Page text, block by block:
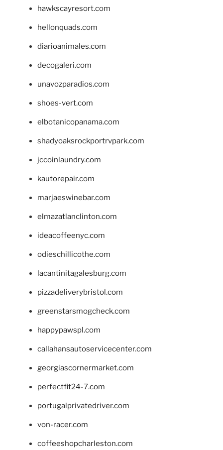
hawkscayresort.com
hellonquads.com
diarioanimales.com
decogaleri.com
unavozparadios.com
shoes-vert.com
elbotanicopanama.com
shadyoaksrockportrvpark.com
jccoinlaundry.com
kautorepair.com
marjaeswinebar.com
elmazatlanclinton.com
ideacoffeenyc.com
odieschillicothe.com
lacantinitagalesburg.com
pizzadeliverybristol.com
greenstarsmogcheck.com
happypawspl.com
callahansautoservicecenter.com
georgiascornermarket.com
perfectfit24-7.com
portugalprivatedriver.com
von-racer.com
coffeeshopcharleston.com